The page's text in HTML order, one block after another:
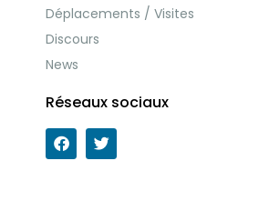
Déplacements / Visites
Discours
News
Réseaux sociaux